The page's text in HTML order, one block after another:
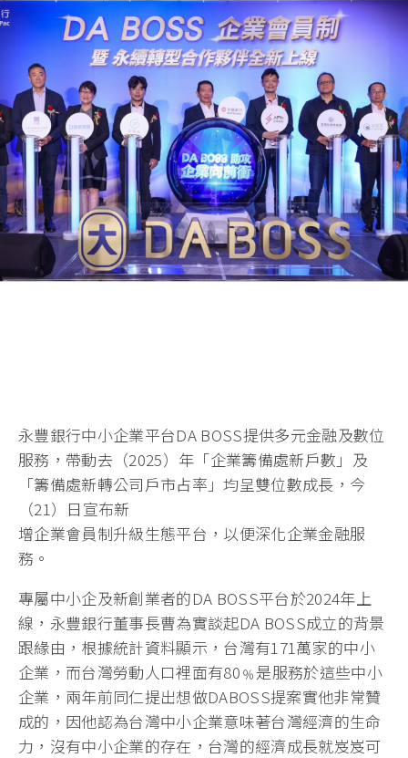
永豐銀行中小企業平台DA BOSS提供多元金融及數位
服務，帶動去（2025）年「企業籌備處新戶數」及
「籌備處新轉公司戶市占率」均呈雙位數成長，今
（21）日宣布新
增企業會員制升級生態平台，以便深化企業金融服
務。
專屬中小企及新創業者的DA BOSS平台於2024年上
線，永豐銀行董事長曹為實談起DA BOSS成立的背景
跟緣由，根據統計資料顯示，台灣有171萬家的中小
企業，而台灣勞動人口裡面有80﹪是服務於這些中小
企業，兩年前同仁提出想做DABOSS提案實他非常贊
成的，因他認為台灣中小企業意味著台灣經濟的生命
力，沒有中小企業的存在，台灣的經濟成長就岌岌可